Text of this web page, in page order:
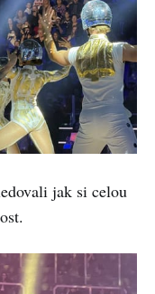
jak si celou